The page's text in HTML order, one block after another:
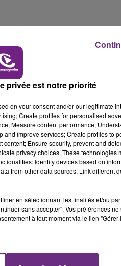
dernière.
GRIÈVEMENT
collision avec un poids
blessée, la jeune femme
privée est notre priorité
on your consent and/or our legitimate
Create profiles for personalised
Measure content performance;
improve services; Create profiles to
Ensure security, prevent and
privacy choices. These technologies
Identify devices based on
from other data sources; Link different
en sélectionnant les finalités et/ou
sans accepter". Vos préférences
à tout moment via le lien